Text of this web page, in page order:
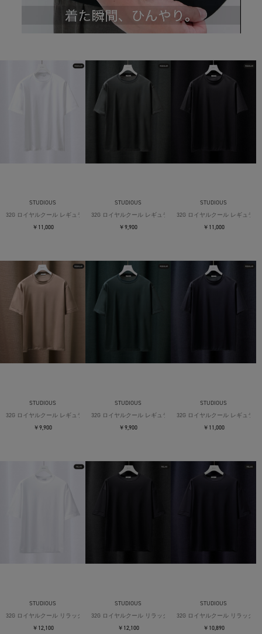
STUDIOUS
32G ロイヤルクール レギュラーTシャツ
￥11,000
STUDIOUS
32G ロイヤルクール レギュラーTシャツ
￥9,900
STUDIOUS
32G ロイヤルクール レギュラー
￥11,000
STUDIOUS
32G ロイヤルクール レギュラーTシャツ
￥9,900
STUDIOUS
32G ロイヤルクール レギュラーTシャツ
￥9,900
STUDIOUS
32G ロイヤルクール レギュラー
￥11,000
STUDIOUS
32G ロイヤルクール リラックスTシャツ
￥12,100
STUDIOUS
32G ロイヤルクール リラックスTシャツ
￥12,100
STUDIOUS
32G ロイヤルクール リラックス
￥10,890